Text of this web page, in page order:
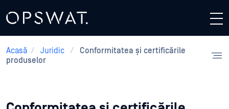
Acasă / Juridic /
Conformitatea și certificările
produselor